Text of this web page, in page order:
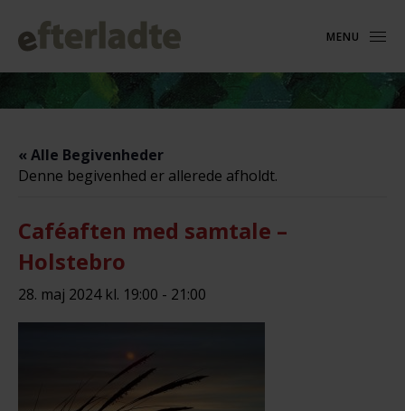
MENU
« Alle Begivenheder
Denne begivenhed er allerede afholdt.
Caféaften med samtale –
Holstebro
28. maj 2024 kl. 19:00 - 21:00